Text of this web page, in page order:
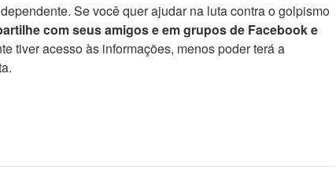
Se você quer ajudar na luta contra o golpismo
com seus amigos e em grupos de Facebook e
tiver acesso às informações, menos poder terá a